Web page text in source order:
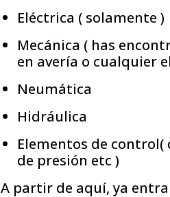
Eléctrica ( solamente )
Mecánica ( has
en avería o cualquier
Neumática
Hidráulica
Elementos de
de presión etc )
A partir de aquí, ya